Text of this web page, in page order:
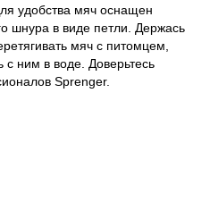
удобства мяч оснащен
шнура в виде петли. Держась
мяч с питомцем,
с ним в воде. Доверьтесь
Sprenger.